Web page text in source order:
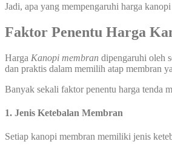
Jadi, apa yang mempengaruhi harga
Faktor Penentu Harga
Harga Kanopi membran dipengaruhi oleh
dan praktis dalam memilih atap membran
Banyak sekali faktor penentu harga tenda
1. Jenis Ketebalan Membran
Setiap kanopi membran memiliki jenis